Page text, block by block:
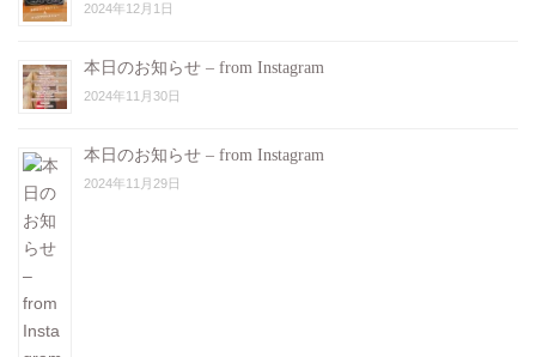
2024年12月1日
本日のお知らせ – from Instagram
2024年11月30日
本日のお知らせ – from Instagram
2024年11月29日